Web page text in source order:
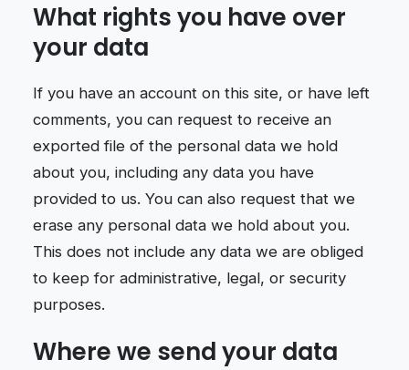
What rights you have over
your data
If you have an account on this site, or have left
comments, you can request to receive an
exported file of the personal data we hold
about you, including any data you have
provided to us. You can also request that we
erase any personal data we hold about you.
This does not include any data we are obliged
to keep for administrative, legal, or security
purposes.
Where we send your data